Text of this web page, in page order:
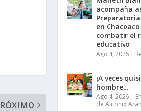
acompaña
en
combatir el
educativo
Ago 4, 2026|
¡A veces
hombre…
Ago 4, 2026|
de Antonio